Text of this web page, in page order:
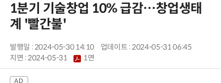
1분기 기술창업 10% 급감…창업생태
계 '빨간불'
발행일 : 2024-05-30 14:10
업데이트 : 2024-05-31 06:45
지면 :2024-05-31 1면